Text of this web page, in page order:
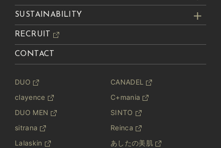
SUSTAINABILITY
RECRUIT
CONTACT
DUO
CANADEL
clayence
C+mania
DUO MEN
SINTO
sitrana
Reinca
Lalaskin
あしたの美肌